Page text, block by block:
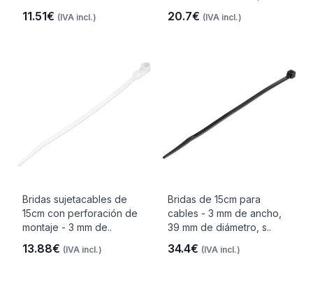
11.51€ (IVA incl.) 20.7€ (IVA incl.)
Bridas sujetacables de
15cm con perforación de
montaje - 3 mm de..
13.88€ (IVA incl.)
Bridas de 15cm para
cables - 3 mm de ancho,
39 mm de diámetro, s..
34.4€ (IVA incl.)